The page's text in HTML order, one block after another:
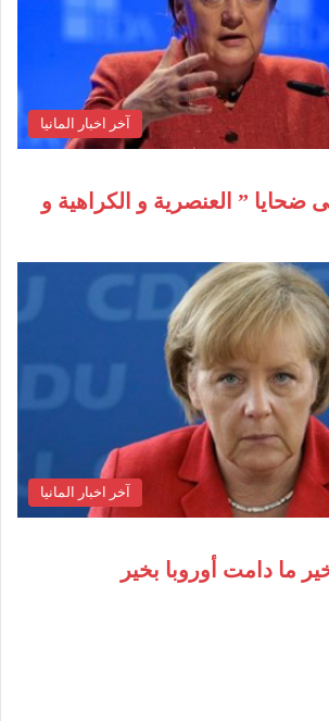
آخر اخبار المانيا
ضحايا ” العنصرية و الكراهية و
آخر اخبار المانيا
ما دامت أوروبا بخير